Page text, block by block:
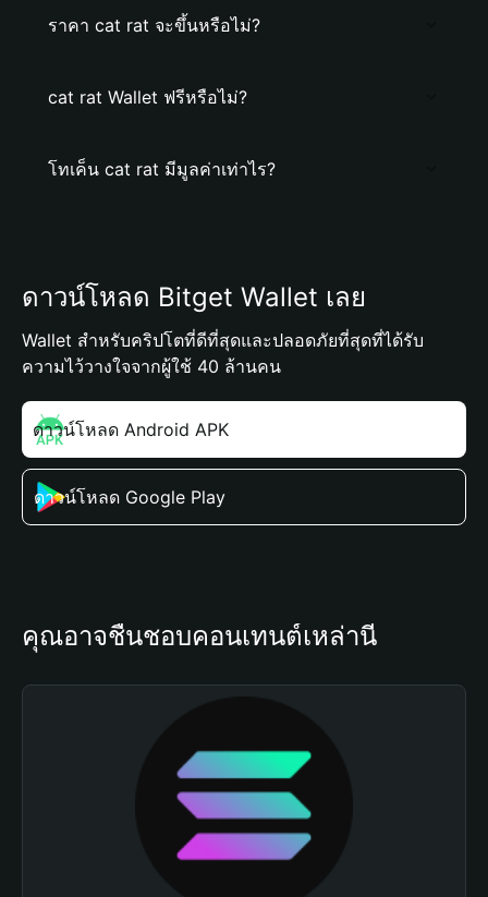
ราคา cat rat จะขึ้นหรือไม่?
cat rat Wallet ฟรีหรือไม่?
โทเค็น cat rat มีมูลค่าเท่าไร?
ดาวน์โหลด Bitget Wallet เลย
Wallet สำหรับคริปโตที่ดีที่สุดและปลอดภัยที่สุดที่ได้รับ
ความไว้วางใจจากผู้ใช้ 40 ล้านคน
ดาวน์โหลด Android APK
ดาวน์โหลด Google Play
คุณอาจชื่นชอบคอนเทนต์เหล่านี้